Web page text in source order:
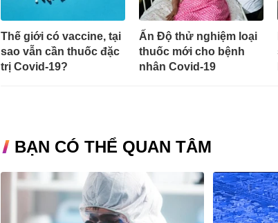
Thế giới có vaccine, tại
sao vẫn cần thuốc đặc
trị Covid-19?
Ấn Độ thử nghiệm loại
thuốc mới cho bệnh
nhân Covid-19
BẠN CÓ THỂ QUAN TÂM